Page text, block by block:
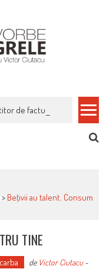
de facturi: nu plăti
> Beţivii au talent. Consum
TINE
de Victor Ciutacu-